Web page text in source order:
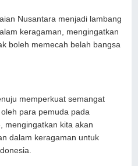
Nusantara menjadi lambang
keragaman, mengingatkan
boleh memecah belah bangsa
memperkuat semangat
para pemuda pada
mengingatkan kita akan
dalam keragaman untuk